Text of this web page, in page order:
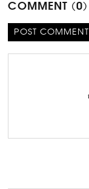
COMMENT (0)
POST COMMENT